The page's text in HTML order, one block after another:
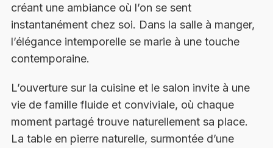
créant une ambiance où l’on se sent
instantanément chez soi. Dans la salle à manger,
l’élégance intemporelle se marie à une touche
contemporaine.
L’ouverture sur la cuisine et le salon invite à une
vie de famille fluide et conviviale, où chaque
moment partagé trouve naturellement sa place.
La table en pierre naturelle, surmontée d’une